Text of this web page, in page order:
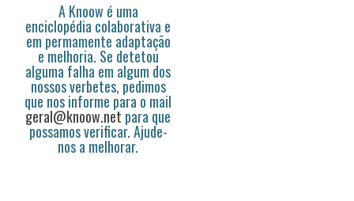
A Knoow é uma
enciclopédia colaborativa e
em permamente adaptação
e melhoria. Se detetou
alguma falha em algum dos
nossos verbetes, pedimos
que nos informe para o mail
geral@knoow.net para que
possamos verificar. Ajude-
nos a melhorar.